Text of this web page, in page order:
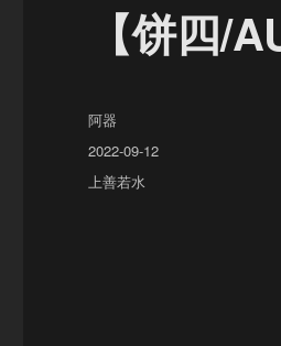
【饼四/
作
者
阿器
发
布
2022-09-12
分
上善若水